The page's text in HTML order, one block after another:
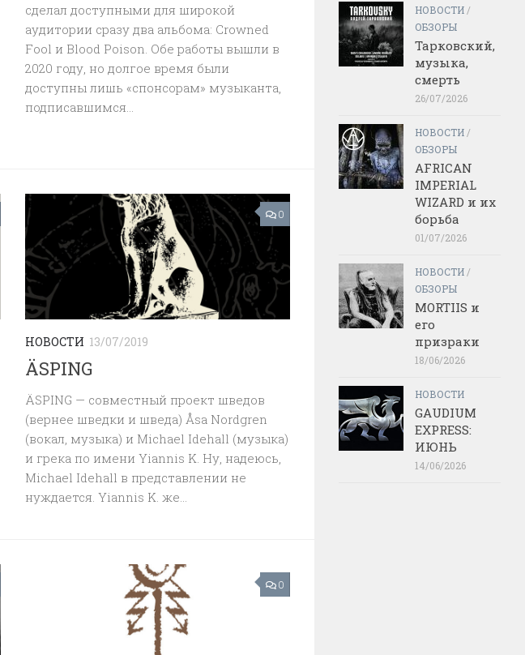
сделал доступными для широкой
аудитории сразу два альбома: Crowned
Fool и Blood Poison. Обе работы вышли в
2020 году, но долгое время были
доступны лишь «спонсорам» музыканта,
подписавшимся...
0
НОВОСТИ 13/07/2019
ÄSPING
ÄSPING — совместный проект шведов
(вернее шведки и шведа) Åsa Nordgren
(вокал, музыка) и Michael Idehall (музыка)
и грека по имени Yiannis K. Ну, надеюсь,
Michael Idehall в представлении не
нуждается. Yiannis K. же...
0
НОВОСТИ /
ОБЗОРЫ
Тарковский,
музыка,
смерть
26/07/2026
НОВОСТИ /
ОБЗОРЫ
AFRICAN
IMPERIAL
WIZARD и их
борьба
01/07/2026
НОВОСТИ /
ОБЗОРЫ
MORTIIS и
его
призраки
18/06/2026
НОВОСТИ
GAUDIUM
EXPRESS:
ИЮНЬ
14/06/2026